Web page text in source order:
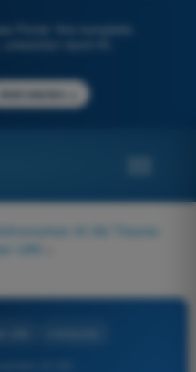
Portal: Ihre komplette
unterstützt durch KI.
Jetzt starten
A1/A3 Theorie-
UAS